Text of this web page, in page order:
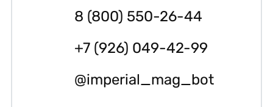
8 (800) 550-26-44
+7 (926) 049-42-99
@imperial_mag_bot